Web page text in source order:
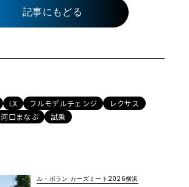
記事にもどる
LX フルモデルチェンジ
レクサス
河口まなぶ 試乗
ル・ボラン カーズミート2026横浜